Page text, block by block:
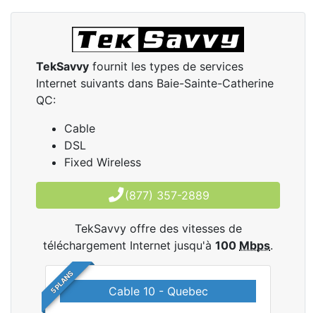
TekSavvy fournit les types de services
Internet suivants dans Baie-Sainte-Catherine
QC:
Cable
DSL
Fixed Wireless
(877) 357-2889
TekSavvy offre des vitesses de
téléchargement Internet jusqu'à 100 Mbps.
5 PLANS Cable 10 - Quebec